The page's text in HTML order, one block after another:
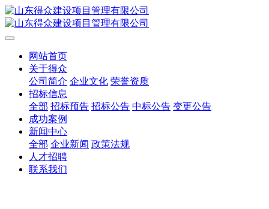
网站首页
关于得众
公司简介 企业文化 荣誉资质
招标信息
全部 招标预告 招标公告 中标公告 变更公告
成功案例
新闻中心
全部 企业新闻 政策法规
人才招聘
联系我们